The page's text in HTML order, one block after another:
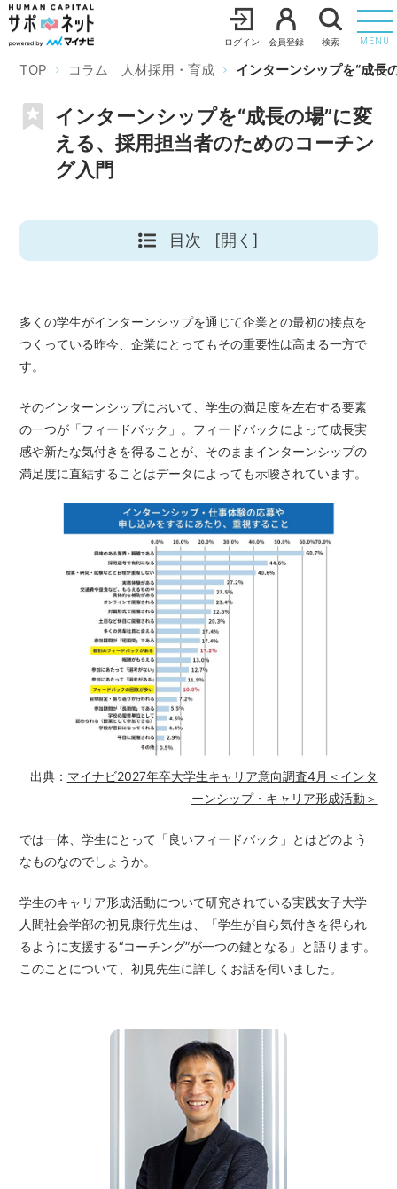
ログイン 会員登録 検索 MENU
TOP コラム 人材採用・育成 インターンシップを“成長
インターンシップを“成長の場”に変
える、採用担当者のためのコーチン
グ入門
目次 [開く]
多くの学生がインターンシップを通じて企業との最初の接点を
つくっている昨今、企業にとってもその重要性は高まる一方で
す。
そのインターンシップにおいて、学生の満足度を左右する要素
の一つが「フィードバック」。フィードバックによって成長実
感や新たな気付きを得ることが、そのままインターンシップの
満足度に直結することはデータによっても示唆されています。
出典： マイナビ2027年卒大学生キャリア意向調査4月＜インタ
ーンシップ・キャリア形成活動＞
では一体、学生にとって「良いフィードバック」とはどのよう
なものなのでしょうか。
学生のキャリア形成活動について研究されている実践女子大学
人間社会学部の初見康行先生は、「学生が自ら気付きを得られ
るように支援する“コーチング”が一つの鍵となる」と語ります。
このことについて、初見先生に詳しくお話を伺いました。